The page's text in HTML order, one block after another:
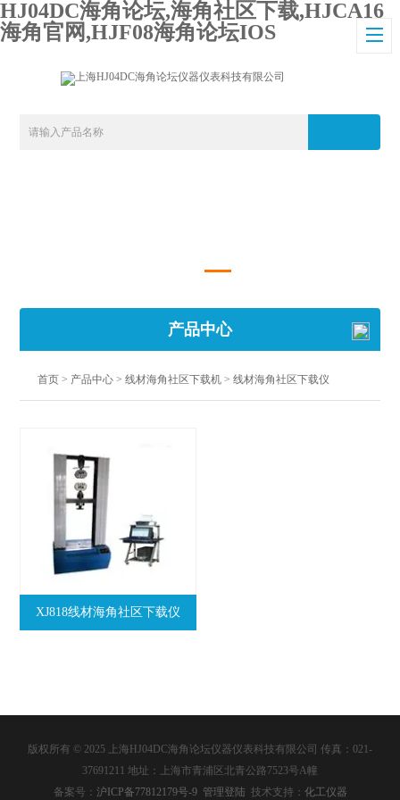
HJ04DC海角论坛,海角社区下载,HJCA16
海角官网,HJF08海角论坛IOS
产品中心
首页 > 产品中心 >线材海角社区下载机 >线材海角社区下载仪
XJ818线材海角社区下载仪
版权所有 © 2025 上海HJ04DC海角论坛仪器仪表科技有限公司 传真：021-
37691211 地址：上海市青浦区北青公路7523号A幢
备案号： 沪ICP备77812179号-9 管理登陆 技术支持： 化工仪器